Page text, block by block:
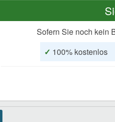
Sofern Sie noch kein
✓ 100% kostenlos